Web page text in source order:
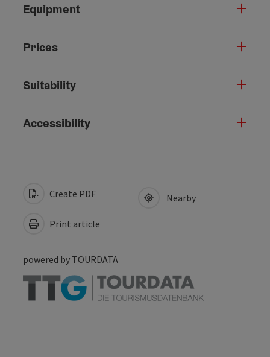
Equipment
Prices
Suitability
Accessibility
Create PDF
Print article
Nearby
powered by TOURDATA